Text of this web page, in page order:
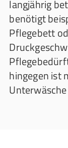
langjährig
benötigt
Pflegebett
hingegen ist